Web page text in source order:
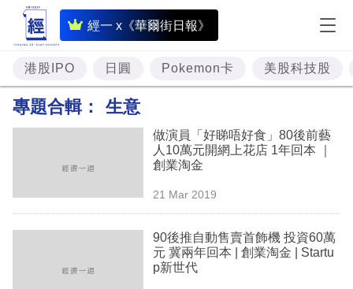
經一 x《華爾街日報》
即
時
財
經
資
樓
港股IPO 日圓 Pokemon卡 美股科技股
專題合輯： 生意
做演員「好睇唔好食」80後前藝
人10萬元開網上花店 1年回本 ｜
創業淘金
21 Mar 2019
90後推自動售賣首飾機 投資60萬
元 冀兩年回本 | 創業淘金 | Startu
p新世代